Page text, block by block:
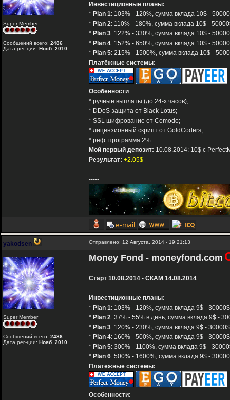
Super Member
Сообщений всего: 2486
Дата рег-ции: Нояб. 2010
Инвестиционные планы:
* Plan 1: 103% - 120%, сумма вклада 10$ -
* Plan 2: 110% - 180%, сумма вклада 10$ -
* Plan 3: 122% - 330%, сумма вклада 10$ -
* Plan 4: 152% - 650%, сумма вклада 10$ -
* Plan 5: 215% - 1500%, сумма вклада 10$ -
Платёжные системы:
Особенности:
* ручные выплаты (до 24-х часов);
* DDoS защита от Black Lotus;
* SSL шифрование от Comodo;
* лицензионный скрипт от GoldCoders;
* реф. программа 2%.
Мой первый депозит: 10.08.2014: 10$ с
Результат: +2.05$
-----
yakodsen Отправлено: 12 Августа, 2014 - 19:21:13
Super Member
Сообщений всего: 2486
Дата рег-ции: Нояб. 2010
Money Fond - moneyfond.com
Старт 10.08.2014 - СКАМ 14.08.2014
Инвестиционные планы:
* Plan 1: 103% - 120%, сумма вклада 9$ -
* Plan 2: 37% - 55% в день, сумма вклада 9$ -
* Plan 3: 120% - 230%, сумма вклада 9$ -
* Plan 4: 160% - 500%, сумма вклада 9$ -
* Plan 5: 300% - 1100%, сумма вклада 9$ -
* Plan 6: 500% - 1600%, сумма вклада 9$ -
Платёжные системы:
Особенности: